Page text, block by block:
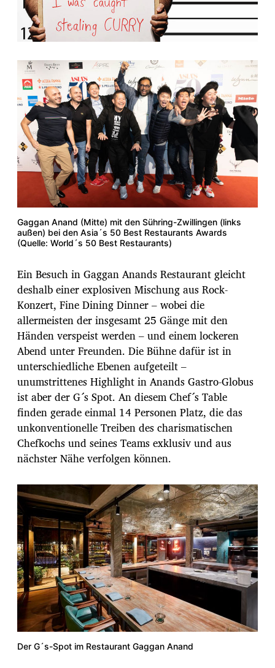
Gaggan Anand (Mitte) mit den Sühring-Zwillingen (links
außen) bei den Asia´s 50 Best Restaurants Awards
(Quelle: World´s 50 Best Restaurants)
Ein Besuch in Gaggan Anands Restaurant gleicht
deshalb einer explosiven Mischung aus Rock-
Konzert, Fine Dining Dinner – wobei die
allermeisten der insgesamt 25 Gänge mit den
Händen verspeist werden – und einem lockeren
Abend unter Freunden. Die Bühne dafür ist in
unterschiedliche Ebenen aufgeteilt –
unumstrittenes Highlight in Anands Gastro-Globus
ist aber der G´s Spot. An diesem Chef´s Table
finden gerade einmal 14 Personen Platz, die das
unkonventionelle Treiben des charismatischen
Chefkochs und seines Teams exklusiv und aus
nächster Nähe verfolgen können.
Der G´s-Spot im Restaurant Gaggan Anand